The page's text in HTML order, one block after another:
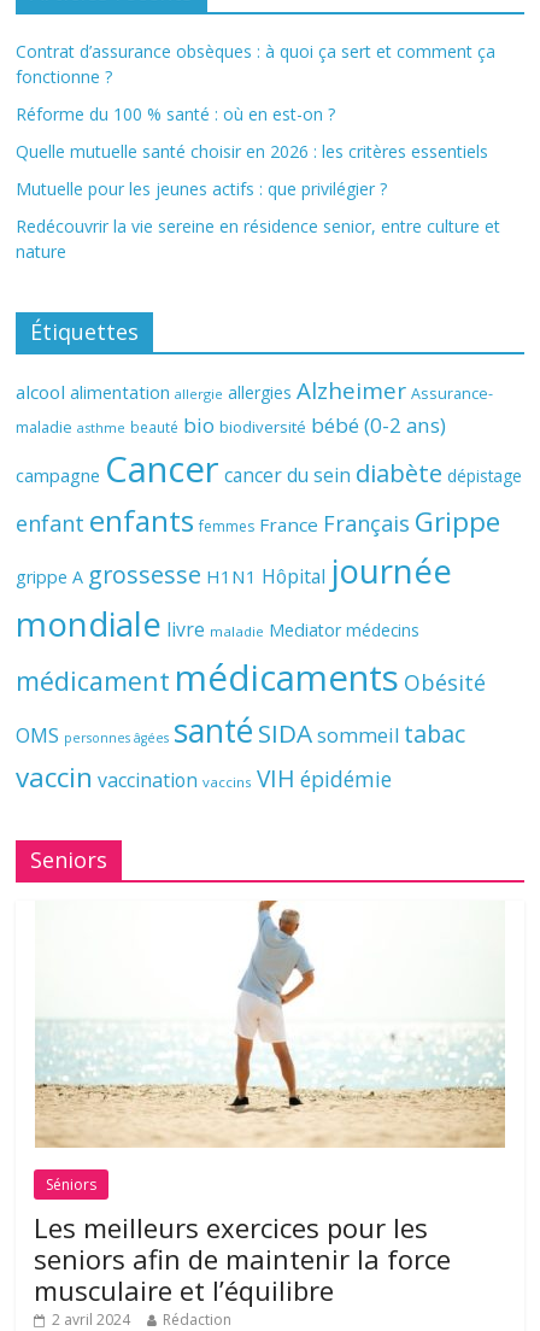
Contrat d’assurance obsèques : à quoi ça sert et comment ça
fonctionne ?
Réforme du 100 % santé : où en est-on ?
Quelle mutuelle santé choisir en 2026 : les critères essentiels
Mutuelle pour les jeunes actifs : que privilégier ?
Redécouvrir la vie sereine en résidence senior, entre culture et
nature
Étiquettes
alcool alimentation allergie allergies Alzheimer Assurance-
maladie asthme beauté bio biodiversité bébé (0-2 ans)
campagne Cancer cancer du sein diabète dépistage
enfant enfants femmes France Français Grippe
grippe A grossesse H1N1 Hôpital journée
mondiale livre maladie Mediator médecins
médicament médicaments Obésité
OMS personnes âgées santé SIDAsommeil tabac
vaccin vaccination vaccins VIH épidémie
Seniors
Séniors
Les meilleurs exercices pour les
seniors afin de maintenir la force
musculaire et l’équilibre
2 avril 2024 Rédaction